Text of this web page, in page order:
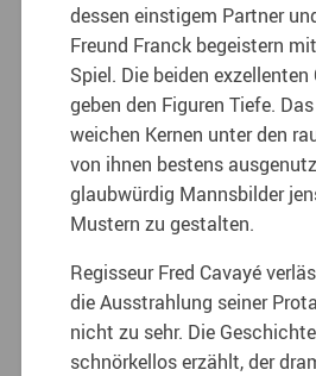
dessen einstigem Partner
Freund Franck begeistern
Spiel. Die beiden
geben den Figuren Tiefe.
weichen Kernen unter den
von ihnen bestens
glaubwürdig Mannsbilder
Mustern zu gestalten.
Regisseur Fred Cavayé
die Ausstrahlung seiner
nicht zu sehr. Die
schnörkellos erzählt, der